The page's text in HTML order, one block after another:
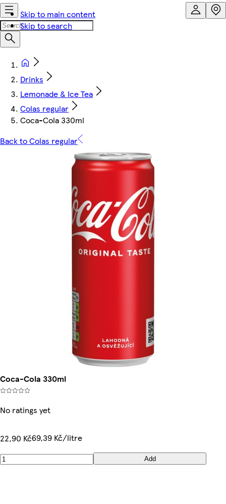
Skip to main content
Skip to search
Drinks
Lemonade & Ice Tea
Colas regular
Coca-Cola 330ml
Back to Colas regular
Coca-Cola 330ml
No ratings yet
22,90 Kč69,39 Kč/litre
Add